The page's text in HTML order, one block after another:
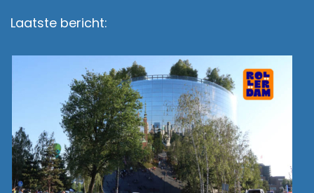
Laatste bericht: